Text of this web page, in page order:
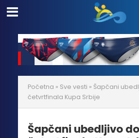
Početna » Sve vesti » Šapčani
četvrtfinala Kupa Srbije
Šapčani ubedljivo do